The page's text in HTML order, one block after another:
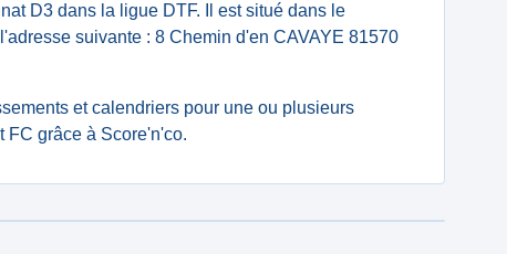
D3 dans la ligue DTF. Il est situé dans le
suivante : 8 Chemin d'en CAVAYE 81570
et calendriers pour une ou plusieurs
FC grâce à Score'n'co.